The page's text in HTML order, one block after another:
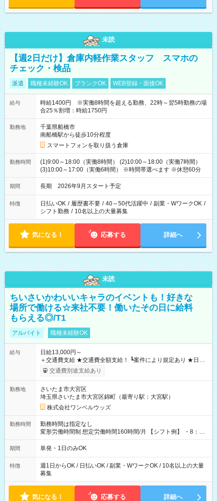
未読
【週2日だけ】倉庫内軽作業スタッフ スマホの
チェック・検品
派遣 職種未経験OK ブランクOK WEB登録・面接OK
給与
時給1400円 ※実働8時間を超える勤務、22時～翌5時勤務の場
合25％割増：時給1750円
勤務地
千葉県船橋市
南船橋駅から徒歩10分程度
スマートフォンを取り扱う倉庫
勤務時間
(1)9:00～18:00（実働8時間） (2)10:00～18:00（実働7時間）
(3)10:00～17:00（実働6時間） ※時間帯選べます ※休憩60分
期間 長期 2026年9月スタート予定
特徴 日払いOK / 履歴書不要 / 40～50代活躍中 / 副業・WワークOK /
シフト勤務 / 10名以上の大量募集
気になる！ 応募する 詳細へ
未読
ちいさいかわいいキャラのイベントも！好きな
場所で働ける☆来社不要！働いたその日に給料
もらえる◎/T1
アルバイト 職種未経験OK
給与
日給13,000円～
＋交通費支給 ★交通費全額支給！ ┗案件により規定あり ★日払
いOK！（規定あり） ┗働いたその日に現金GET♪ お仕事後はコ
ンビニATMから 日払い分を引き落とせます！ 【試用期間】試
交通費別途支給あり
勤務地
さいたま市大宮区
埼玉県さいたま市大宮区錦町（最寄り駅：大宮駅）
株式会社ワンベルウッズ
勤務時間
勤務時間は指定なし
変形労働時間制 想定労働時間160時間/月 【シフト例】 ・8：00
～21：00
期間 単発・1日のみOK
特徴
週1日からOK / 日払いOK / 副業・WワークOK / 10名以上の大量
募集
気になる！ 応募する 詳細へ